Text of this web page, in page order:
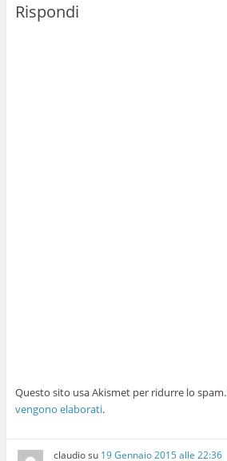
Rispondi
Questo sito usa Akismet per ridurre lo spam.
vengono elaborati.
claudiosu 19 Gennaio 2015 alle 22:36